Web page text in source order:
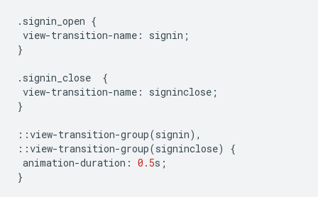
. signin_open {
view-transition-name : signin ;
}
. signin_close
{
view-transition-name : signinclose ;
}
::view-transition-group(signin),
::view-transition-group(signinclose)
{
animation-duration : 0.5s ;
}